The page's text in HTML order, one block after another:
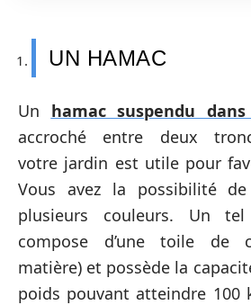
UN HAMAC
Un hamac suspendu
accroché entre deux
votre jardin est utile pour
Vous avez la possibilité
plusieurs couleurs. Un
compose d’une toile de
matière) et possède la
poids pouvant atteindre 100